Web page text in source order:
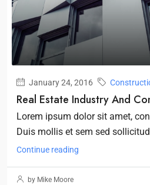
January 24, 2016
Real Estate Industry And
Lorem ipsum dolor sit amet,
Duis mollis et sem sed
Continue reading
by Mike Moore